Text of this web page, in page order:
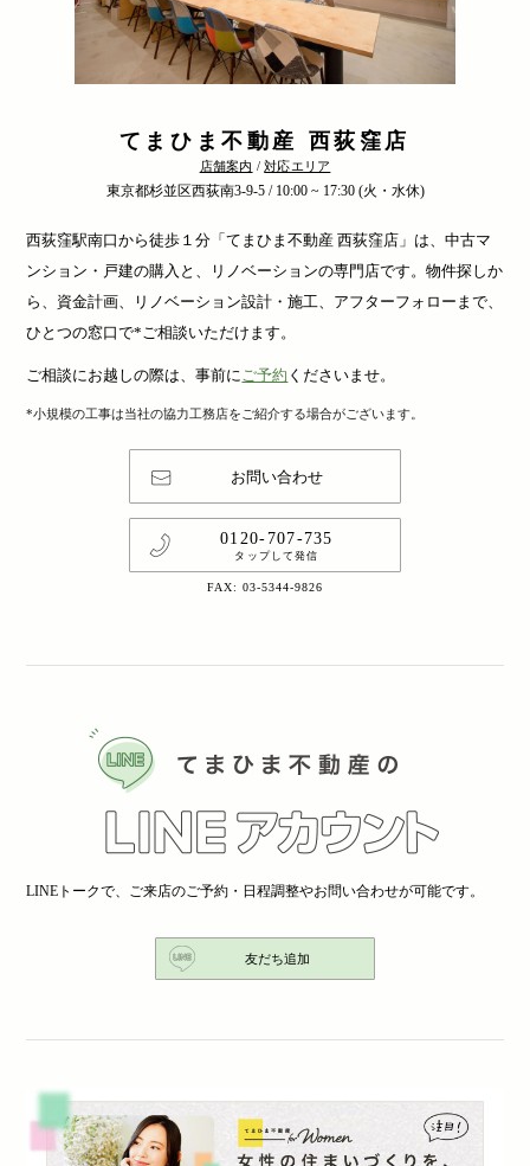
てまひま不動産 西荻窪店
店舗案内 /対応エリア
東京都杉並区西荻南3-9-5 / 10:00 ~ 17:30 (火・水休)
西荻窪駅南口から徒歩１分「てまひま不動産 西荻窪店」は、中古マ
ンション・戸建の購入と、リノベーションの専門店です。物件探しか
ら、資金計画、リノベーション設計・施工、アフターフォローまで、
ひとつの窓口で*ご相談いただけます。
ご相談にお越しの際は、事前にご予約 くださいませ。
*小規模の工事は当社の協力工務店をご紹介する場合がございます。
お問い合わせ
0120-707-735
タップして発信
FAX: 03-5344-9826
LINEトークで、ご来店のご予約・日程調整やお問い合わせが可能です。
友だち追加